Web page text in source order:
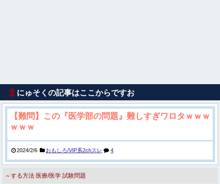
ま にゅそくの記事はここからですお
【難問】この『医学部の問題』難しすぎワロタｗｗｗ
ｗｗｗ
2024/2/6 おもしろ/VIP系2chスレ 4
～する方法 医療/医学 試験問題